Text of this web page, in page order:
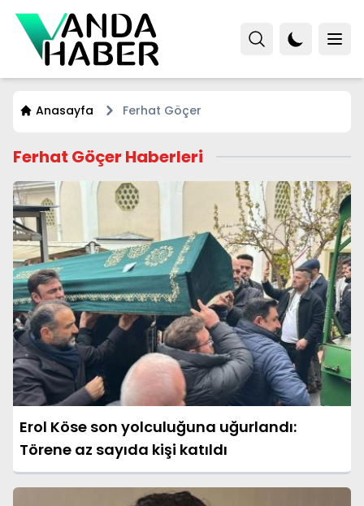
Anasayfa Ferhat Göçer
Ferhat Göçer Haberleri
Erol Köse son yolculuğuna uğurlandı:
Törene az sayıda kişi katıldı